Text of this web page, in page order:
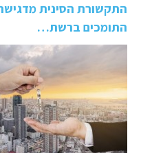
התקשורת הסינית
התומכים ברשת…